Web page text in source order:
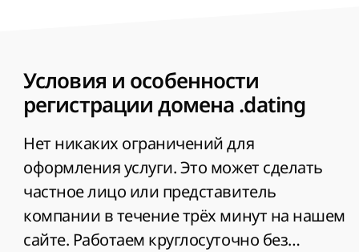
Условия и особенности
регистрации домена .dating
Нет никаких ограничений для
оформления услуги. Это может сделать
частное лицо или представитель
компании в течение трёх минут на нашем
сайте. Работаем круглосуточно без